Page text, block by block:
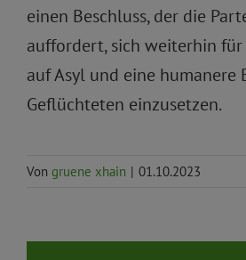
einen Beschluss, der die
auffordert, sich weiterhin
auf Asyl und eine humanere
Geflüchteten einzusetzen.
Von gruene xhain | 01.10.2023